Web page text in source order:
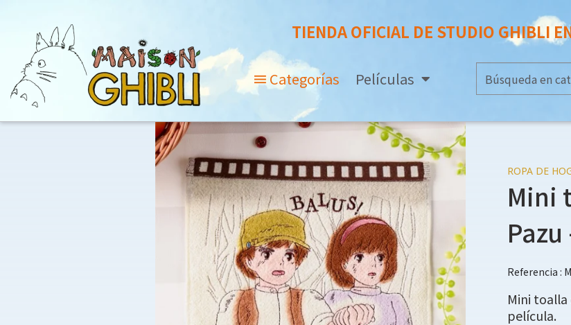
TIENDA OFICIAL DE STUDIO GHIBLI
Categorías Películas
ROPA DE
Mini
Referencia :
Mini toalla
película.